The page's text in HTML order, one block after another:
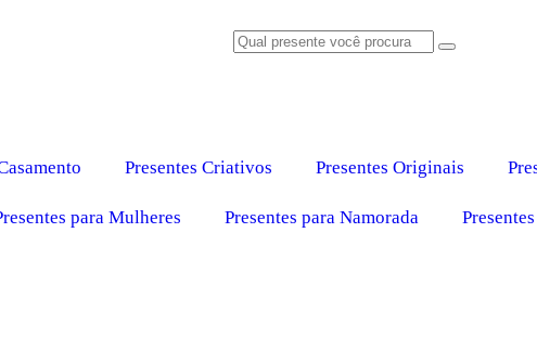
Presentes Criativos Presentes Originais
para Mulheres Presentes para Namorada